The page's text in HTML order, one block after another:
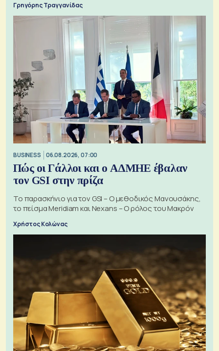
Γρηγόρης Τραγγανίδας
BUSINESS 06.08.2026, 07:00
Πώς οι Γάλλοι και ο ΑΔΜΗΕ έβαλαν
τον GSI στην πρίζα
Το παρασκήνιο για τον GSI – Ο μεθοδικός Μανουσάκης,
το πείσμα Meridiam και Nexans – Ο ρόλος του Μακρόν
Χρήστος Κολώνας